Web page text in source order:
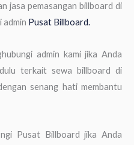
jasa pemasangan billboard di
admin Pusat Billboard.
admin kami jika Anda
terkait sewa billboard di
senang hati membantu
Pusat Billboard jika Anda